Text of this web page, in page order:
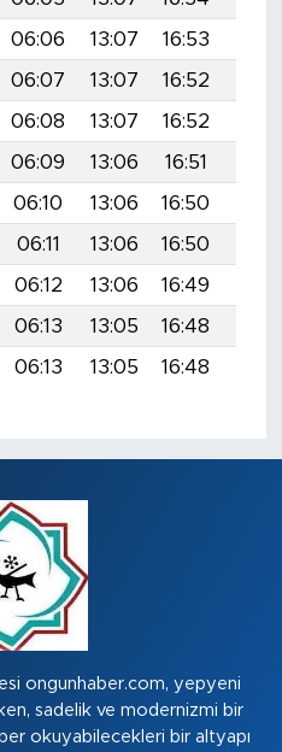
06:06 13:07 16:53
06:07 13:07 16:52
06:08 13:07 16:52
06:09 13:06 16:51
06:10 13:06 16:50
06:11 13:06 16:50
06:12 13:06 16:49
06:13 13:05 16:48
06:13 13:05 16:48
ongunhaber.com, yepyeni
sadelik ve modernizmi bir
okuyabilecekleri bir altyapı